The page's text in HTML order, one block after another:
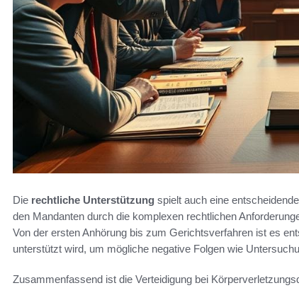
Die rechtliche Unterstützung spielt auch eine
den Mandanten durch die komplexen rechtlichen
Von der ersten Anhörung bis zum Gerichtsverfahren ist es
unterstützt wird, um mögliche negative Folgen wie
Zusammenfassend ist die Verteidigung bei